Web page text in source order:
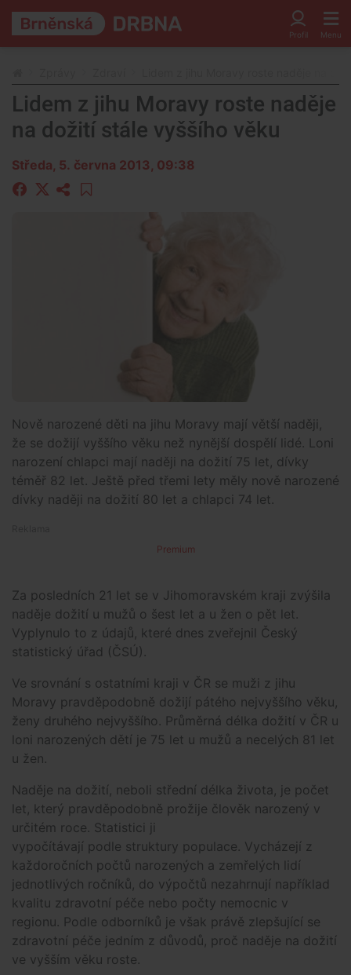
Lidem z jihu Moravy roste naděje
na dožití stále vyššího věku
Středa, 5. června 2013, 09:38
Nově narozené děti na jihu Moravy mají větší naději,
že se dožijí vyššího věku než nynější dospělí lidé. Loni
narození chlapci mají naději na dožití 75 let, dívky
téměř 82 let. Ještě před třemi lety měly nově narozené
dívky naději na dožití 80 let a chlapci 74 let.
Premium
Za posledních 21 let se v Jihomoravském kraji zvýšila
naděje dožití u mužů o šest let a u žen o pět let.
Vyplynulo to z údajů, které dnes zveřejnil Český
statistický úřad (ČSÚ).
Ve srovnání s ostatními kraji v ČR se muži z jihu
Moravy pravděpodobně dožijí pátého nejvyššího věku,
ženy druhého nejvyššího. Průměrná délka dožití v ČR u
loni narozených dětí je 75 let u mužů a necelých 81 let
u žen.
Naděje na dožití, neboli střední délka života, je počet
let, který pravděpodobně prožije člověk narozený v
určitém roce. Statistici ji
vypočítávají podle struktury populace. Vycházejí z
každoročních počtů narozených a zemřelých lidí
jednotlivých ročníků, do výpočtů nezahrnují například
kvalitu zdravotní péče nebo počty nemocnic v
regionu. Podle odborníků je však právě zlepšující se
zdravotní péče jedním z důvodů, proč naděje na dožití
ve vyšším věku roste.